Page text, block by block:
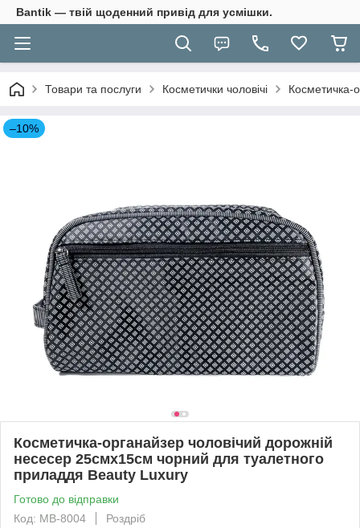
Bantik — твій щоденний привід для усмішки.
Товари та послуги Косметички чоловічі Косметичка-
–10%
Косметичка-органайзер чоловічий дорожній
несесер 25смх15см чорний для туалетного
приладдя Beauty Luxury
Готово до відправки
Код: MB-8004
Роздріб